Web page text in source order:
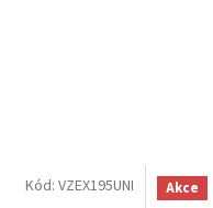
Kód: VZEX195UNI Akce